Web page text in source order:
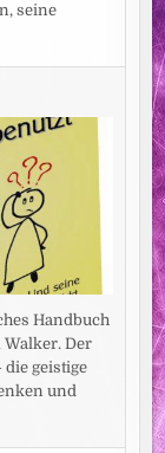
seine
Handbuch
Der
geistige
und